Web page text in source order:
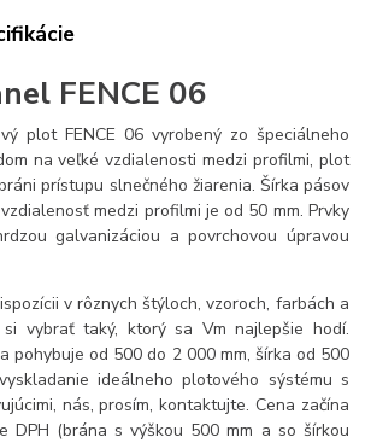
FENCE 06
plot FENCE 06 vyrobený zo špeciálneho
na veľké vzdialenosti medzi profilmi, plot
prístupu slnečného žiarenia. Šírka pásov
medzi profilmi je od 50 mm. Prvky
galvanizáciou a povrchovou úpravou
v rôznych štýloch, vzoroch, farbách a
si vybrať taký, ktorý sa Vm najlepšie hodí.
pohybuje od 500 do 2 000 mm, šírka od 500
ideálneho plotového sýstému s
nás, prosím, kontaktujte. Cena začína
DPH (brána s výškou 500 mm a so šírkou